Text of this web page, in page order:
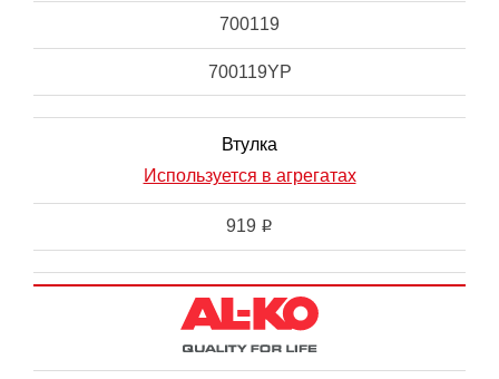
700119
700119YP
Втулка
Используется в агрегатах
919 i